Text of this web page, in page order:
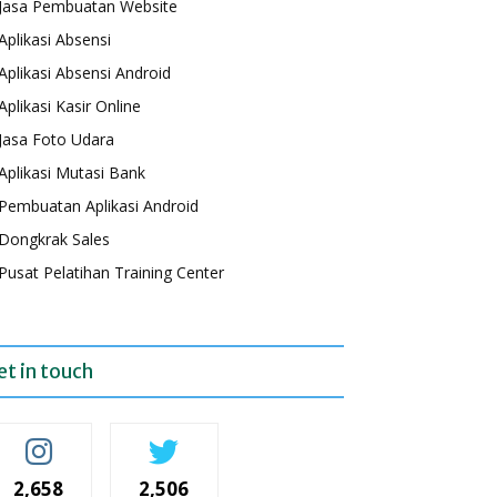
Pembuatan Website
Absensi
Absensi Android
Kasir Online
Foto Udara
Mutasi Bank
Aplikasi Android
Sales
Pelatihan Training Center
in touch
2,658 2,506